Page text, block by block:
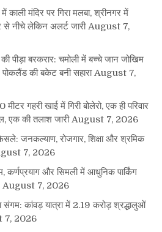
में काली मंदिर पर गिरा मलबा, श्रीनगर में
नीचे लेकिन अलर्ट जारी August 7,
की पीड़ा बरकरार: चमोली में बच्चे जान जोखिम
की बकेट बनी सहारा August 7,
मीटर गहरी खाई में गिरी बोलेरो, एक ही परिवार
एक की तलाश जारी August 7, 2026
जनकल्याण, रोजगार, शिक्षा और श्रमिक
7, 2026
कर्णप्रयाग और सिमली में आधुनिक पार्किंग
August 7, 2026
संगम: कांवड़ यात्रा में 2.19 करोड़ श्रद्धालुओं
7, 2026